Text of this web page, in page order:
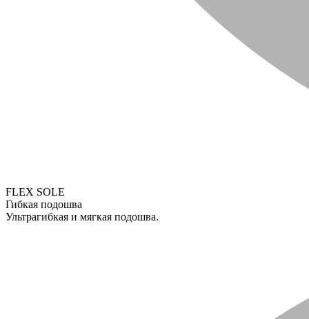
FLEX SOLE
Гибкая подошва
Ультрагибкая и мягкая подошва.